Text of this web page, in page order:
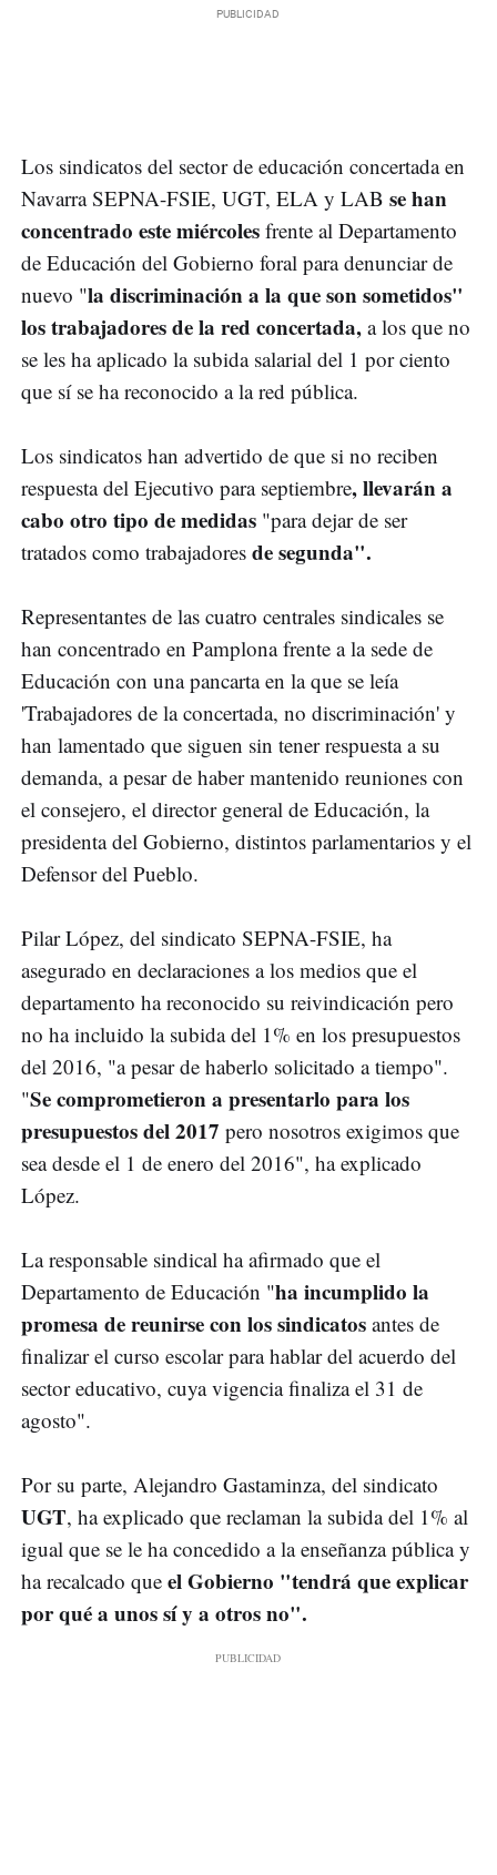
Los sindicatos del sector de educación concertada en
Navarra SEPNA-FSIE, UGT, ELA y LAB se han
concentrado este miércoles frente al Departamento
de Educación del Gobierno foral para denunciar de
nuevo "la discriminación a la que son sometidos"
los trabajadores de la red concertada, a los que no
se les ha aplicado la subida salarial del 1 por ciento
que sí se ha reconocido a la red pública.
Los sindicatos han advertido de que si no reciben
respuesta del Ejecutivo para septiembre, llevarán a
cabo otro tipo de medidas "para dejar de ser
tratados como trabajadores de segunda".
Representantes de las cuatro centrales sindicales se
han concentrado en Pamplona frente a la sede de
Educación con una pancarta en la que se leía
'Trabajadores de la concertada, no discriminación' y
han lamentado que siguen sin tener respuesta a su
demanda, a pesar de haber mantenido reuniones con
el consejero, el director general de Educación, la
presidenta del Gobierno, distintos parlamentarios y el
Defensor del Pueblo.
Pilar López, del sindicato SEPNA-FSIE, ha
asegurado en declaraciones a los medios que el
departamento ha reconocido su reivindicación pero
no ha incluido la subida del 1% en los presupuestos
del 2016, "a pesar de haberlo solicitado a tiempo".
"Se comprometieron a presentarlo para los
presupuestos del 2017 pero nosotros exigimos que
sea desde el 1 de enero del 2016", ha explicado
López.
La responsable sindical ha afirmado que el
Departamento de Educación "ha incumplido la
promesa de reunirse con los sindicatos antes de
finalizar el curso escolar para hablar del acuerdo del
sector educativo, cuya vigencia finaliza el 31 de
agosto".
Por su parte, Alejandro Gastaminza, del sindicato
UGT, ha explicado que reclaman la subida del 1% al
igual que se le ha concedido a la enseñanza pública y
ha recalcado que el Gobierno "tendrá que explicar
por qué a unos sí y a otros no".